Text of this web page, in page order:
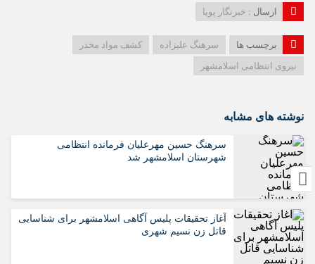
ارسال : خبرنگار پویا
برچسب ها سرهنگ علیزاده
کشف مواد مخدر
نیروی انتظامی اسلامشهر
نوشته های مشابه
سرهنگ حسین مهرعلیان فرمانده انتظامی
شهرستان اسلامشهر شد
آغاز تحقیقات پلیس آگاهی اسلامشهر برای شناسایی
قاتل زن نسیم شهری